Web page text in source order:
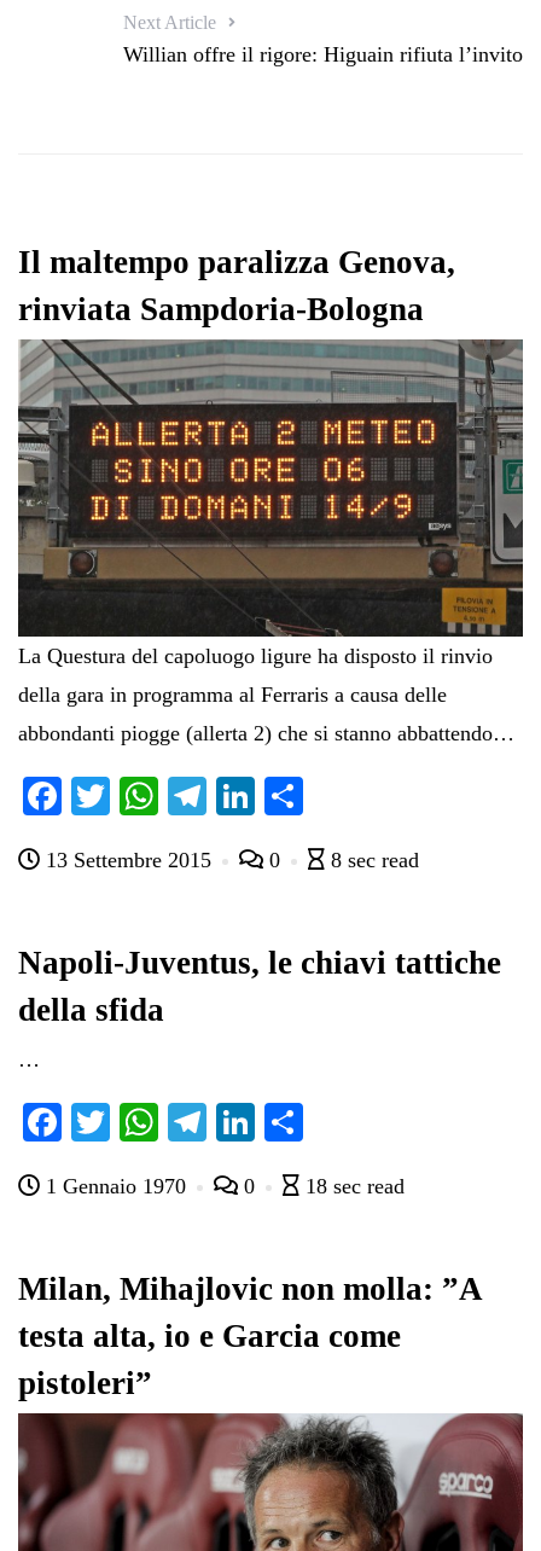
Next Article
Willian offre il rigore: Higuain rifiuta l’invito
Il maltempo paralizza Genova,
rinviata Sampdoria-Bologna
La Questura del capoluogo ligure ha disposto il rinvio
della gara in programma al Ferraris a causa delle
abbondanti piogge (allerta 2) che si stanno abbattendo…
Fa
bo
T
tte
W
ts
pp
Te
gr
m
Li
ed
di
di
13 Settembre 2015 0 8 sec read
Napoli-Juventus, le chiavi tattiche
della sfida
…
Fa
bo
T
tte
W
ts
pp
Te
gr
m
Li
ed di
di
1 Gennaio 1970 0 18 sec read
Milan, Mihajlovic non molla: ”A
testa alta, io e Garcia come
pistoleri”